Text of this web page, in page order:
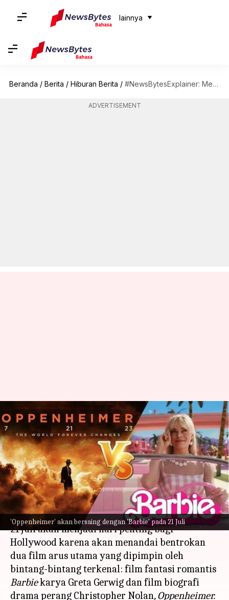
lainnya
Beranda / Berita / Hiburan Berita / #NewsBytesExplainer: Mengapa semua orang heboh tentang persaingan 'Barbie' vs 'Oppenheimer'?
ADVERTISEMENT
'Oppenheimer' akan bersaing dengan 'Barbie' pada 21 Juli
#NewsBytesExplainer:
Mengapa semua orang heboh
tentang persaingan 'Barbie' vs
'Oppenheimer'?
menulis Bob Apr 18, 2023 12:33 pm
Apa ceritanya
21 Juli akan menjadi hari penting bagi
Hollywood karena akan menandai bentrokan
dua film arus utama yang dipimpin oleh
bintang-bintang terkenal: film fantasi romantis
Barbiekarya Greta Gerwig dan film biografi
drama perang Christopher Nolan, Oppenheimer.